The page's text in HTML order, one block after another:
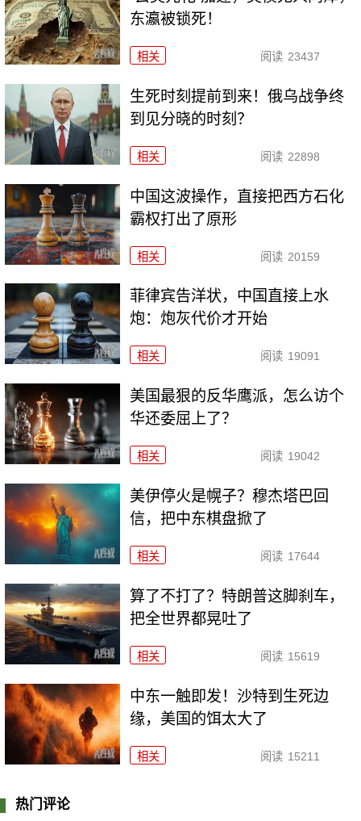
东瀛被锁死！
相关 阅读 23437
生死时刻提前到来！俄乌战争终
到见分晓的时刻？
相关 阅读 22898
中国这波操作，直接把西方石化
霸权打出了原形
相关 阅读 20159
菲律宾告洋状，中国直接上水
炮：炮灰代价才开始
相关 阅读 19091
美国最狠的反华鹰派，怎么访个
华还委屈上了？
相关 阅读 19042
美伊停火是幌子？穆杰塔巴回
信，把中东棋盘掀了
相关 阅读 17644
算了不打了？特朗普这脚刹车，
把全世界都晃吐了
相关 阅读 15619
中东一触即发！沙特到生死边
缘，美国的饵太大了
相关 阅读 15211
热门评论